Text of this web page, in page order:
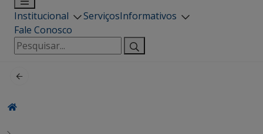
Institucional ServiçosInformativos
Fale Conosco
Pesquisar
por: